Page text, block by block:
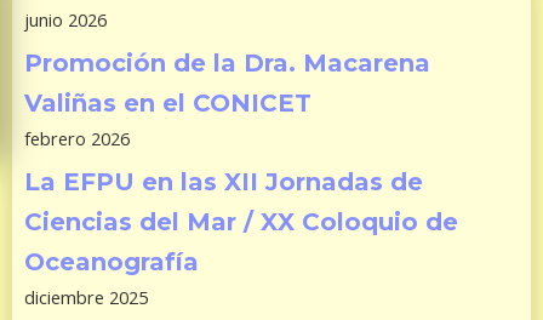
junio 2026
Promoción de la Dra. Macarena
Valiñas en el CONICET
febrero 2026
La EFPU en las XII Jornadas de
Ciencias del Mar / XX Coloquio de
Oceanografía
diciembre 2025